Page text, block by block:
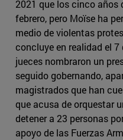
2021 que los cinco años
febrero, pero Moïse ha
medio de violentas
concluye en realidad el 7
jueces nombraron un
seguido gobernando,
magistrados que han
que acusa de orquestar
detener a 23 personas
apoyo de las Fuerzas